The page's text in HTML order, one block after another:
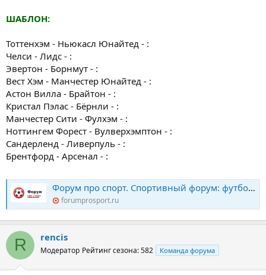
ШАБЛОН:
Тоттенхэм - Ньюкасл Юнайтед - :
Челси - Лидс - :
Эвертон - Борнмут - :
Вест Хэм - Манчестер Юнайтед - :
Астон Вилла - Брайтон - :
Кристал Пэлас - Бёрнли - :
Манчестер Сити - Фулхэм - :
Ноттингем Форест - Вулверхэмптон - :
Сандерленд - Ливерпуль - :
Брентфорд - Арсенал - :
Форум про спорт. Спортивный форум: футбол, хоккей, биатлон, теннис. Конкурс прогнозов
forumprosport.ru
R rencis
Модератор Рейтинг сезона: 582 Команда форума